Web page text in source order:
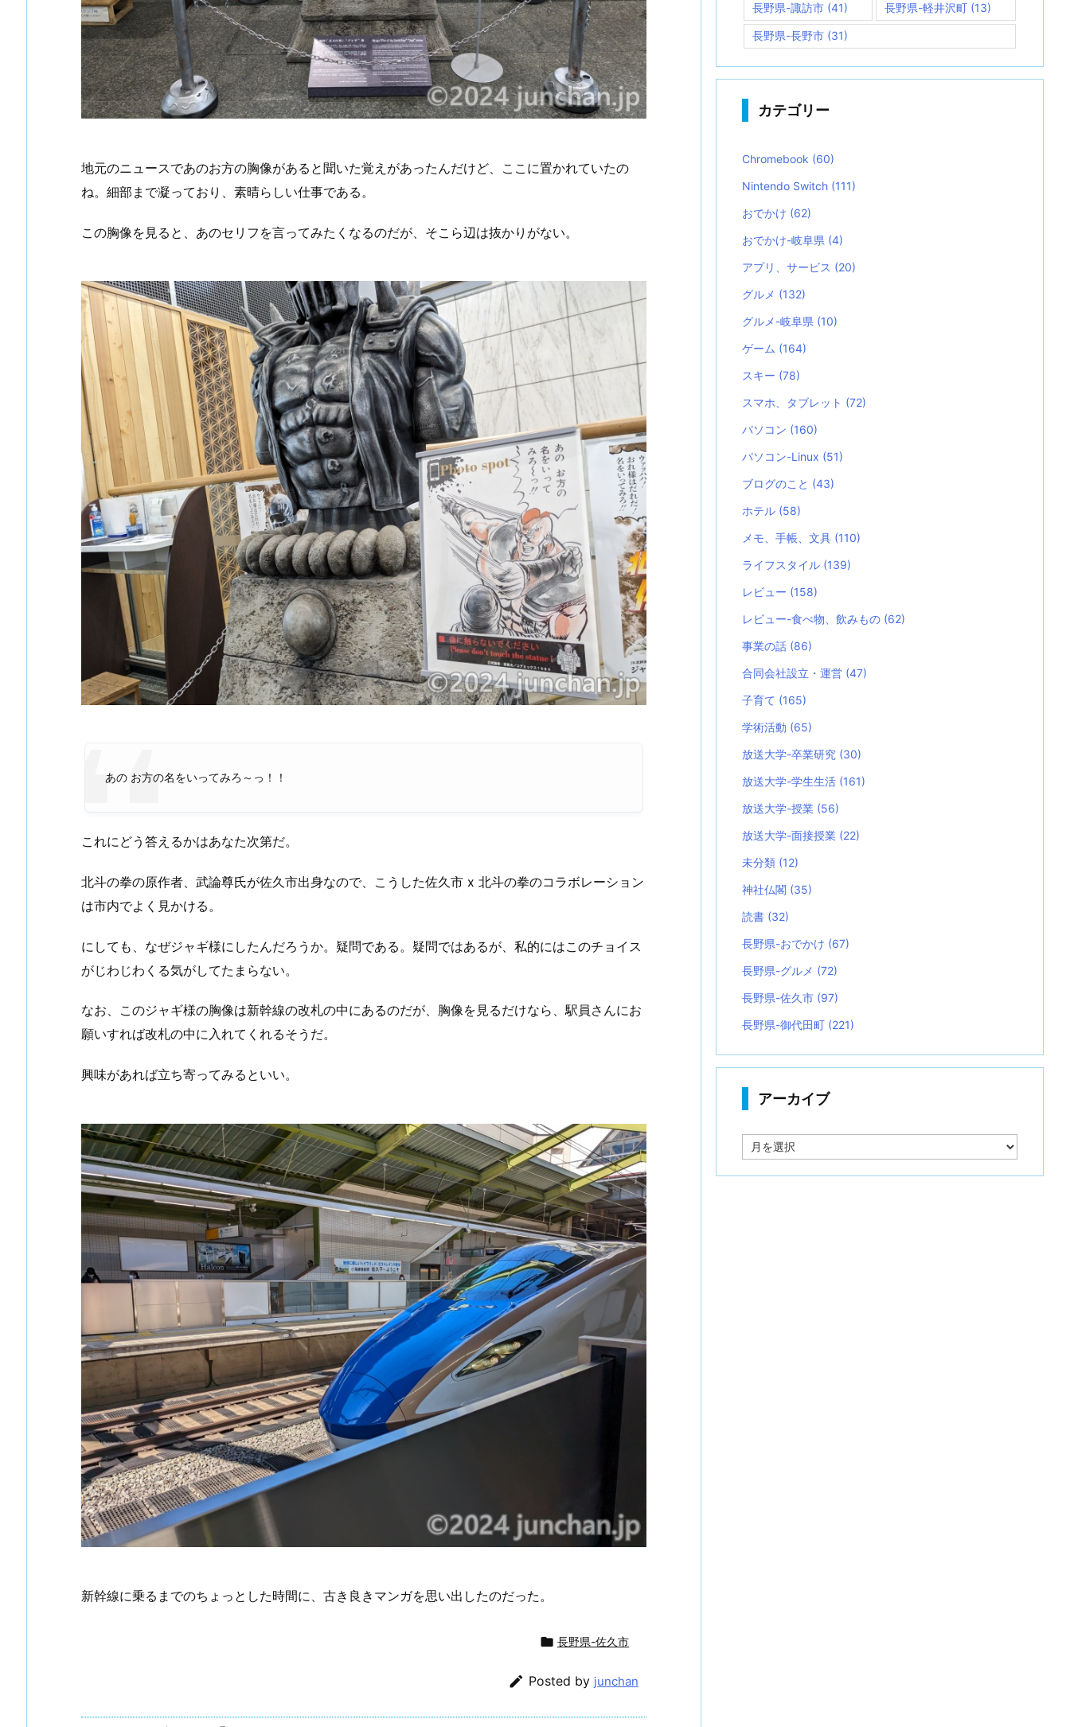
地元のニュースであのお方の胸像があると聞いた覚えがあったんだけど、ここに置かれていたの
ね。細部まで凝っており、素晴らしい仕事である。
この胸像を見ると、あのセリフを言ってみたくなるのだが、そこら辺は抜かりがない。
あの お方の名をいってみろ～っ！！
これにどう答えるかはあなた次第だ。
北斗の拳の原作者、武論尊氏が佐久市出身なので、こうした佐久市 x 北斗の拳のコラボレーション
は市内でよく見かける。
にしても、なぜジャギ様にしたんだろうか。疑問である。疑問ではあるが、私的にはこのチョイス
がじわじわくる気がしてたまらない。
なお、このジャギ様の胸像は新幹線の改札の中にあるのだが、胸像を見るだけなら、駅員さんにお
願いすれば改札の中に入れてくれるそうだ。
興味があれば立ち寄ってみるといい。
新幹線に乗るまでのちょっとした時間に、古き良きマンガを思い出したのだった。
 長野県-佐久市
 Posted by junchan
長野県-諏訪市 (41) 長野県-軽井沢町 (13)
長野県-長野市 (31)
カテゴリー
Chromebook (60)
Nintendo Switch (111)
おでかけ (62)
おでかけ-岐阜県 (4)
アプリ、サービス (20)
グルメ (132)
グルメ-岐阜県 (10)
ゲーム (164)
スキー (78)
スマホ、タブレット (72)
パソコン (160)
パソコン-Linux (51)
ブログのこと (43)
ホテル (58)
メモ、手帳、文具 (110)
ライフスタイル (139)
レビュー (158)
レビュー-食べ物、飲みもの (62)
事業の話 (86)
合同会社設立・運営 (47)
子育て (165)
学術活動 (65)
放送大学-卒業研究 (30)
放送大学-学生生活 (161)
放送大学-授業 (56)
放送大学-面接授業 (22)
未分類 (12)
神社仏閣 (35)
読書 (32)
長野県-おでかけ (67)
長野県-グルメ (72)
長野県-佐久市 (97)
長野県-御代田町 (221)
アーカイブ
ー